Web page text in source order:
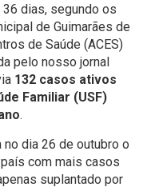
dias, segundo os
de Guimarães de
de Saúde (ACES)
pelo nosso jornal
132 casos ativos
Familiar (USF)
.
dia 26 de outubro o
com mais casos
suplantado por